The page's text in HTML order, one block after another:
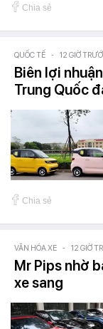
Chia sẻ
QUỐC TẾ - 12 GIỜ
Biên lợi
Trung Quốc
Chia sẻ
VĂN HÓA XE - 12 GIỜ
Mr Pips nhờ
xe sang